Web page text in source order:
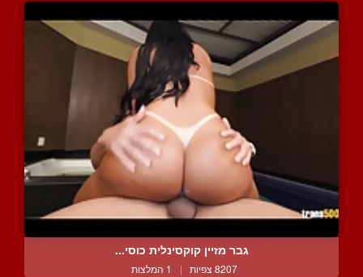
גבר מזיין קוקסינלית כוסי...
8207 צפיות | 1 המלצות